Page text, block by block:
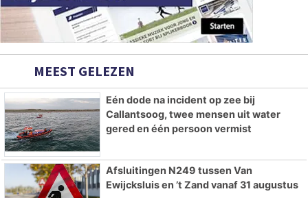
MEEST GELEZEN
Eén dode na incident op zee bij
Callantsoog, twee mensen uit water
gered en één persoon vermist
Afsluitingen N249 tussen Van
Ewijcksluis en ’t Zand vanaf 31 augustus